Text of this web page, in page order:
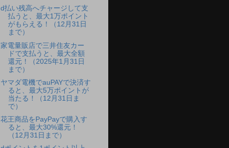
d払い残高へチャージして支
払うと、最大1万ポイント
がもらえる！（12月31日
まで）
家電量販店で三井住友カー
ドで支払うと、最大全額
還元！（2025年1月31日
まで）
ヤマダ電機でauPAYで決済す
ると、最大5万ポイントが
当たる！（12月31日ま
で）
花王商品をPayPayで購入す
ると、最大30%還元！
（12月31日まで）